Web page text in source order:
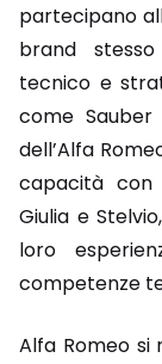
partecipano
brand
tecnico e
come
dell’Alfa
capacità con
Giulia e
loro
competenze
Alfa Romeo si